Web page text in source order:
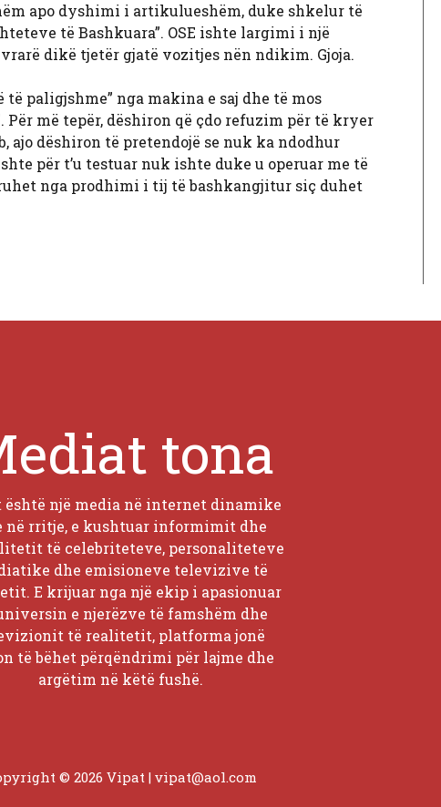
apo dyshimi i artikulueshëm, duke shkelur të
të Bashkuara”. OSE ishte largimi i një
dikë tjetër gjatë vozitjes nën ndikim. Gjoja.
paligjshme” nga makina e saj dhe të mos
Për më tepër, dëshiron që çdo refuzim për të kryer
dëshiron të pretendojë se nuk ka ndodhur
për t’u testuar nuk ishte duke u operuar me të
nga prodhimi i tij të bashkangjitur siç duhet
tona
është një media në internet dinamike
në rritje, e kushtuar informimit dhe
të celebriteteve, personaliteteve
dhe emisioneve televizive të
E krijuar nga një ekip i apasionuar
e njerëzve të famshëm dhe
të realitetit, platforma jonë
të bëhet përqëndrimi për lajme dhe
argëtim në këtë fushë.
© 2026 Vipat |vipat@aol.com